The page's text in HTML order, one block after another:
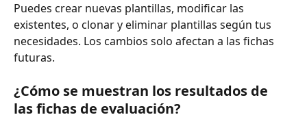
Puedes crear nuevas plantillas, modificar las
existentes, o clonar y eliminar plantillas según tus
necesidades. Los cambios solo afectan a las fichas
futuras.
¿Cómo se muestran los resultados de
las fichas de evaluación?